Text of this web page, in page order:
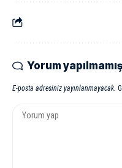
Yorum yapılmamış
E-posta adresiniz yayınlanmayacak.